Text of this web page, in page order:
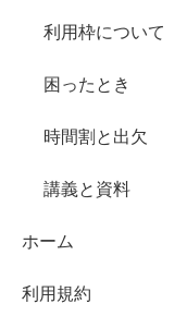
利用枠について
困ったとき
時間割と出欠
講義と資料
ホーム
利用規約